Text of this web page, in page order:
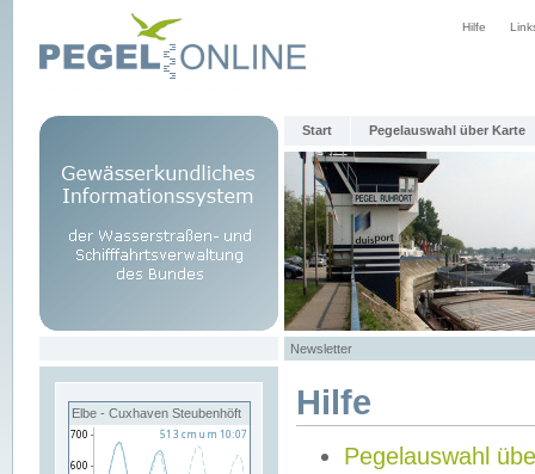
Hilfe
Start Pegelauswahl über Karte
Newsletter
Elbe - Cuxhaven Steubenhöft Hilfe
Pegelauswahl